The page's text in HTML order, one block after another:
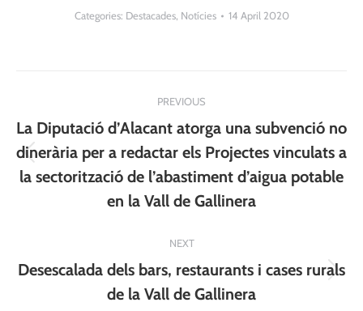
Categories: Destacades, Notícies 14 April 2020
navigation
PREVIOUS
Previous
post:
La Diputació d’Alacant atorga una subvenció no
dinerària per a redactar els Projectes vinculats a
la sectorització de l’abastiment d’aigua potable
en la Vall de Gallinera
NEXT
Next
post:
Desescalada dels bars, restaurants i cases rurals
de la Vall de Gallinera